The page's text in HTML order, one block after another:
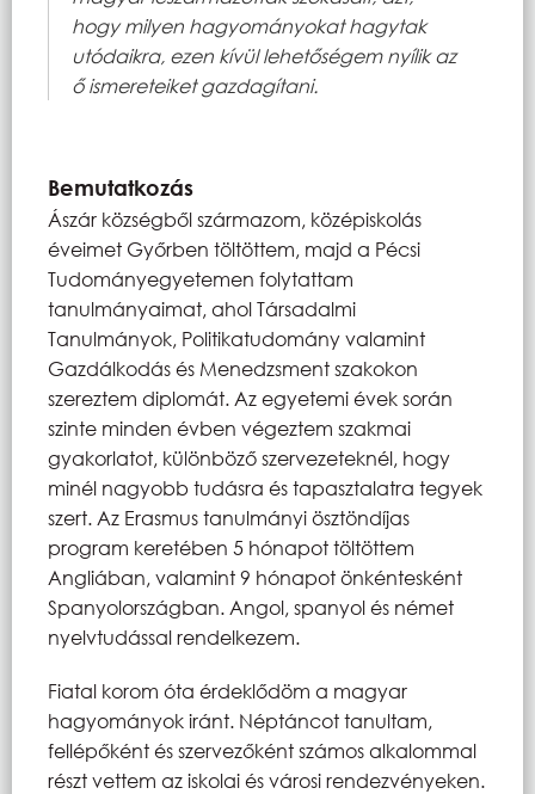
hogy milyen hagyományokat hagytak
utódaikra, ezen kívül lehetőségem nyílik az
ő ismereteiket gazdagítani.
Bemutatkozás
Ászár községből származom, középiskolás
éveimet Győrben töltöttem, majd a Pécsi
Tudományegyetemen folytattam
tanulmányaimat, ahol Társadalmi
Tanulmányok, Politikatudomány valamint
Gazdálkodás és Menedzsment szakokon
szereztem diplomát. Az egyetemi évek során
szinte minden évben végeztem szakmai
gyakorlatot, különböző szervezeteknél, hogy
minél nagyobb tudásra és tapasztalatra tegyek
szert. Az Erasmus tanulmányi ösztöndíjas
program keretében 5 hónapot töltöttem
Angliában, valamint 9 hónapot önkéntesként
Spanyolországban. Angol, spanyol és német
nyelvtudással rendelkezem.
Fiatal korom óta érdeklődöm a magyar
hagyományok iránt. Néptáncot tanultam,
fellépőként és szervezőként számos alkalommal
részt vettem az iskolai és városi rendezvényeken.